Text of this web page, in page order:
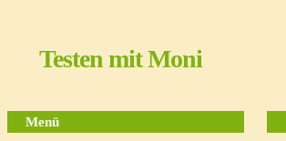
Testen mit Moni
Menü